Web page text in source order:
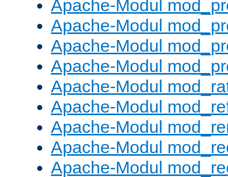
Apache-Modul
Apache-Modul
Apache-Modul
Apache-Modul
Apache-Modul
Apache-Modul
Apache-Modul
Apache-Modul
Apache-Modul